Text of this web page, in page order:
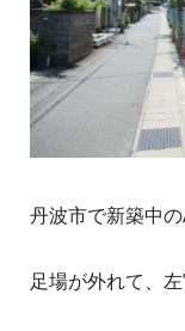
丹波市で新築中の
足場が外れて、